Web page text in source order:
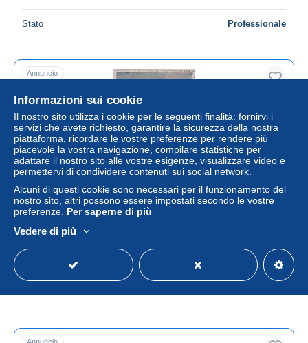
Stato Professionale
Annuncio
Litho Winter AK Fuchsbergbaude Lisci Bouda
Lyzarska Deutscher Schneesport Verein bei Petzer Pec
± 57,77 USD
Informazioni sui cookie
Il nostro sito utilizza i cookie per le seguenti finalità: fornirvi i
servizi che avete richiesto, garantire la sicurezza della nostra
piattaforma, ricordare le vostre preferenze per rendere più
piacevole la vostra navigazione, compilare statistiche per
adattare il nostro sito alle vostre esigenze, visualizzare video e
permettervi di condividere contenuti sui social network.
Alcuni di questi cookie sono necessari per il funzionamento del
nostro sito, altri possono essere impostati secondo le vostre
preferenze. Per saperne di più
Vedere di più